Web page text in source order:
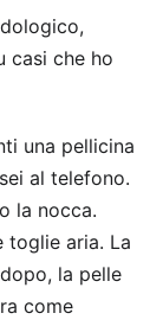
casi che ho
una pellicina
al telefono.
la nocca.
toglie aria. La
la pelle
come